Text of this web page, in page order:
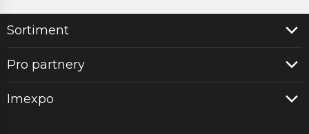
Sortiment
Pro partnery
Imexpo